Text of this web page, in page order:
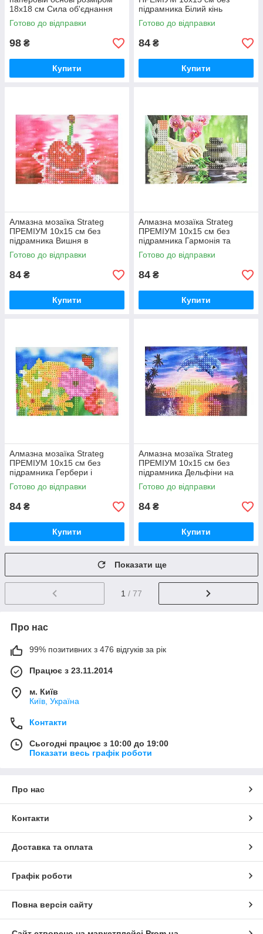
18х18 см Сила об'єднання
(JUB14404)
Готово до відправки
98 ₴
Купити
підрамника Білий кінь
(YAB14431)
Готово до відправки
84 ₴
Купити
Алмазна мозаїка Strateg
ПРЕМІУМ 10х15 см без
підрамника Вишня в
водяному відображенні
(YAB20791)
Готово до відправки
84 ₴
Купити
Алмазна мозаїка Strateg
ПРЕМІУМ 10х15 см без
підрамника Гармонія та
спокій (YAB28548)
Готово до відправки
84 ₴
Купити
Алмазна мозаїка Strateg
ПРЕМІУМ 10х15 см без
підрамника Гербери і
метелики (YAB14425)
Готово до відправки
84 ₴
Купити
Алмазна мозаїка Strateg
ПРЕМІУМ 10х15 см без
підрамника Дельфіни на
заході сонця (YAB29566)
Готово до відправки
84 ₴
Купити
Показати ще
1 / 77
Про нас
99% позитивних з 476 відгуків за рік
Працює з 23.11.2014
м. Київ
Київ, Україна
Контакти
Сьогодні працює з 10:00 до 19:00
Показати весь графік роботи
Про нас
Контакти
Доставка та оплата
Графік роботи
Повна версія сайту